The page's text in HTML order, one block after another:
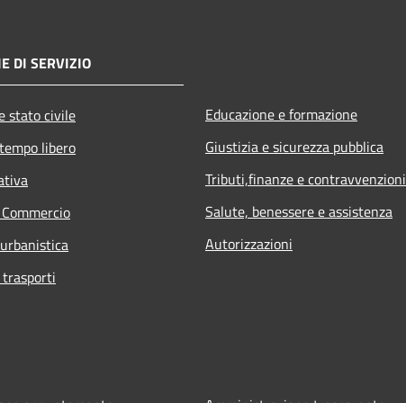
DI SERVIZIO
stato civile
libero
Educazione e formazione
Giustizia e sicurezza pubblica
Tributi,finanze e contravvenzioni
Salute, benessere e assistenza
Autorizzazioni